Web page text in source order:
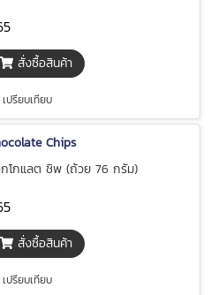
สั่งซื้อสินค้า
เปรียบเทียบ
Chips
โกแลต ชิพ (ถ้วย 76 กรัม)
สั่งซื้อสินค้า
เปรียบเทียบ